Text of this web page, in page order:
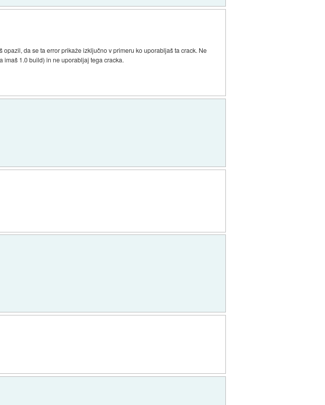
da se ta error prikaže izključno v primeru ko uporabljaš ta crack. Ne
1.0 build) in ne uporabljaj tega cracka.